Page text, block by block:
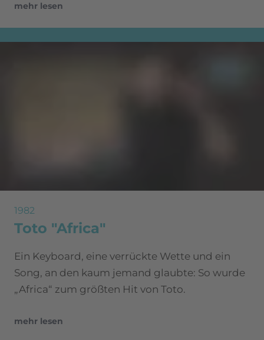
mehr lesen
1982
Toto "Africa"
Ein Keyboard, eine verrückte Wette und ein
Song, an den kaum jemand glaubte: So wurde
„Africa“ zum größten Hit von Toto.
mehr lesen